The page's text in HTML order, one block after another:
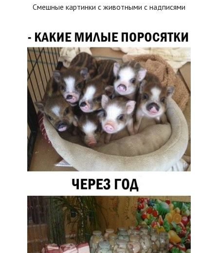
Смешные картинки с животными с надписями